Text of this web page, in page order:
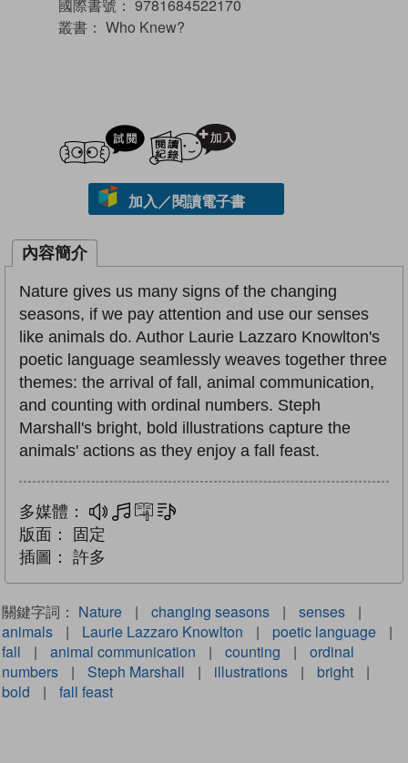
國際書號： 9781684522170
叢書： Who Knew?
試閲
加入／閱讀電子書
內容簡介
Nature gives us many signs of the changing
seasons, if we pay attention and use our senses
like animals do. Author Laurie Lazzaro Knowlton's
poetic language seamlessly weaves together three
themes: the arrival of fall, animal communication,
and counting with ordinal numbers. Steph
Marshall's bright, bold illustrations capture the
animals' actions as they enjoy a fall feast.
多媒體： 多媒體互動練習
版面：
固定
插圖：
許多
關鍵字詞： Nature | changing seasons | senses
|
animals
| Laurie Lazzaro Knowlton | poetic language
|
fall
| animal communication | counting |
ordinal
numbers
| Steph Marshall | illustrations | bright
|
bold
| fall feast